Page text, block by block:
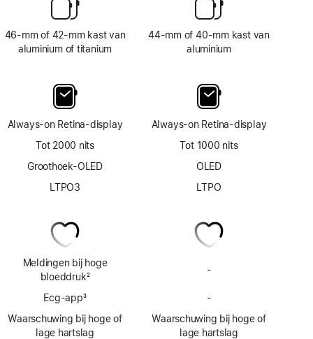
46‑mm of 42‑mm kast van
aluminium of titanium
Always‑on Retina‑display
Tot 2000 nits
Groothoek-OLED
LTPO3
Meldingen bij hoge
bloeddruk2
Ecg‑app3
Waarschuwing bij hoge of
lage hartslag
44‑mm of 40‑mm kast van
aluminium
Always‑on Retina‑display
Tot 1000 nits
OLED
LTPO
-
bloeddruk
-
app
Waarschuwing bij hoge of
lage hartslag